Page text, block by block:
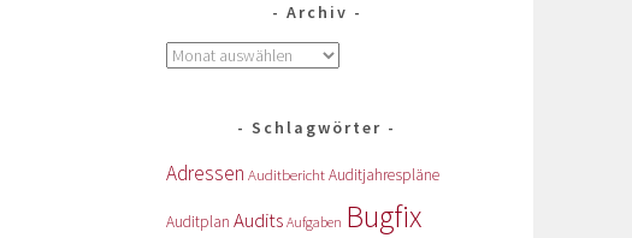
Archiv
Schlagwörter
Adressen AuditberichtAuditjahrespläne
Auditplan Audits Aufgaben Bugfix